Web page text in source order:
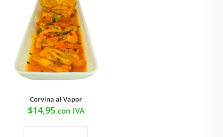
Corvina al Vapor
$14,95 con IVA